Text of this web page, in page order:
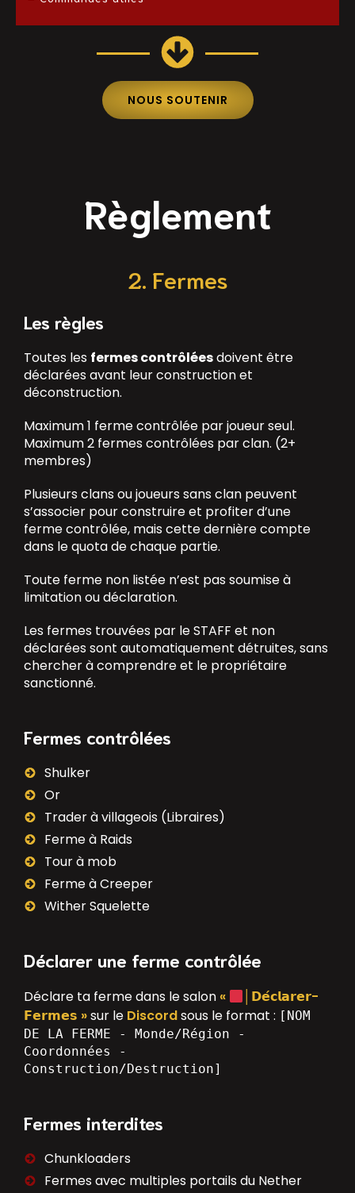
NOUS SOUTENIR
Règlement
2. Fermes
Les règles
Toutes les fermes contrôléesdoivent être
déclarées avant leur construction et
déconstruction.
Maximum 1 ferme contrôlée par joueur seul.
Maximum 2 fermes contrôlées par clan. (2+
membres)
Plusieurs clans ou joueurs sans clan peuvent
s’associer pour construire et profiter d’une
ferme contrôlée, mais cette dernière compte
dans le quota de chaque partie.
Toute ferme non listée n’est pas soumise à
limitation ou déclaration.
Les fermes trouvées par le STAFF et non
déclarées sont automatiquement détruites, sans
chercher à comprendre et le propriétaire
sanctionné.
Fermes contrôlées
Shulker
Or
Trader à villageois (Libraires)
Ferme à Raids
Tour à mob
Ferme à Creeper
Wither Squelette
Déclarer une ferme contrôlée
Déclare ta ferme dans le salon «
│𝗗𝗲́𝗰𝗹𝗮𝗿𝗲𝗿-
𝗙𝗲𝗿𝗺𝗲𝘀 »sur le Discordsous le format : [NOM
DE LA FERME - Monde/Région -
Coordonnées -
Construction/Destruction]
Fermes interdites
Chunkloaders
Fermes avec multiples portails du Nether